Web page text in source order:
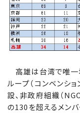
高雄は台湾で唯一
ループ（コンベンシ
設、非政府組織（
の130を超えるメン